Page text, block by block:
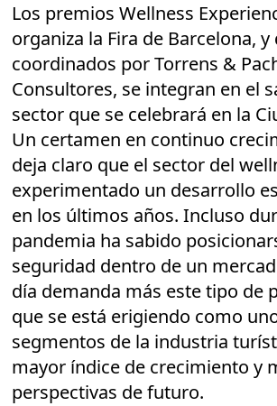
Los premios Wellness
organiza la Fira de Barcelona, y
coordinados por Torrens &
Consultores, se integran en el
sector que se celebrará en la
Un certamen en continuo
deja claro que el sector del
experimentado un desarrollo
en los últimos años. Incluso
pandemia ha sabido
seguridad dentro de un
día demanda más este tipo de
que se está erigiendo como
segmentos de la industria
mayor índice de crecimiento y
perspectivas de futuro.